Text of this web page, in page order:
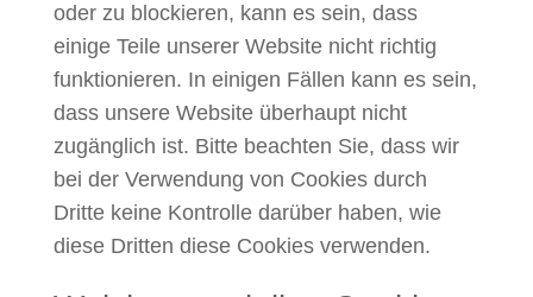
oder zu blockieren, kann es sein, dass
einige Teile unserer Website nicht richtig
funktionieren. In einigen Fällen kann es sein,
dass unsere Website überhaupt nicht
zugänglich ist. Bitte beachten Sie, dass wir
bei der Verwendung von Cookies durch
Dritte keine Kontrolle darüber haben, wie
diese Dritten diese Cookies verwenden.